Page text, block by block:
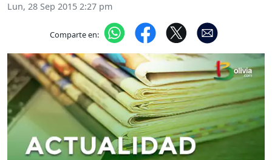
Lun, 28 Sep 2015 2:27 pm
Comparte en: